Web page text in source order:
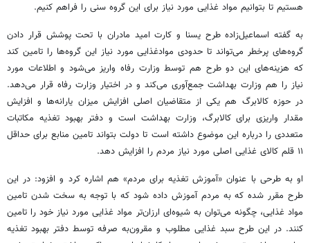
هستیم تا بتوانیم مواد غذایی مورد نیاز برای این گروه سنی را فراهم کنیم.
به گفته اسماعیل‌زاده طرح یسنا و کارت امید مادران با تحت پوشش قرار دادن
گروه‌های پرخطر می‌تواند تا حدودی موادغذایی مورد نیاز این گروه‌ها را تامین کند
که هزینه‌های این دو طرح هم توسط وزارت رفاه واریز می‌شود و اطلاعات مورد
نیاز را هم وزارت بهداشت جمع‌آوری می‌کند و در اختیار وزارت رفاه قرار می‌دهد.
در حوزه کالابرگ هم یکی از متقاضیان اصلی افزایش میزان یارانه‌ها و افزایش
مقدار واریزی برای کالابرگ، وزارت بهداشت است و دفتر بهبود تغذیه مکاتبات
متعددی را درباره این موضوع داشته است تا دولت بتواند تامین منابع برای حداقل
۱۱ قلم کالای غذایی اصلی مورد نیاز مردم را افزایش دهد.
او به طرحی با عنوان «آموزش تغذیه برای مردم» هم اشاره کرد و افزود: در این
طرح مقرر شده که به مردم آموزش داده شود که با توجه به سخت شدن تامین
مواد غذایی، چگونه می‌توان به شیوه‌ای ارزان‌تر مواد غذایی مورد نیاز خود را تامین
کنند. در این طرح سبد غذایی مطلوب و مقرون‌به صرفه توسط دفتر بهبود تغذیه